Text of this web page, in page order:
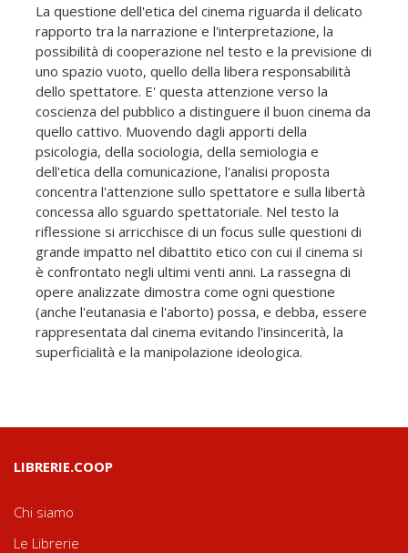
La questione dell'etica del cinema riguarda il delicato
rapporto tra la narrazione e l'interpretazione, la
possibilità di cooperazione nel testo e la previsione di
uno spazio vuoto, quello della libera responsabilità
dello spettatore. E' questa attenzione verso la
coscienza del pubblico a distinguere il buon cinema da
quello cattivo. Muovendo dagli apporti della
psicologia, della sociologia, della semiologia e
dell'etica della comunicazione, l'analisi proposta
concentra l'attenzione sullo spettatore e sulla libertà
concessa allo sguardo spettatoriale. Nel testo la
riflessione si arricchisce di un focus sulle questioni di
grande impatto nel dibattito etico con cui il cinema si
è confrontato negli ultimi venti anni. La rassegna di
opere analizzate dimostra come ogni questione
(anche l'eutanasia e l'aborto) possa, e debba, essere
rappresentata dal cinema evitando l'insincerità, la
superficialità e la manipolazione ideologica.
LIBRERIE.COOP
Chi siamo
Le Librerie